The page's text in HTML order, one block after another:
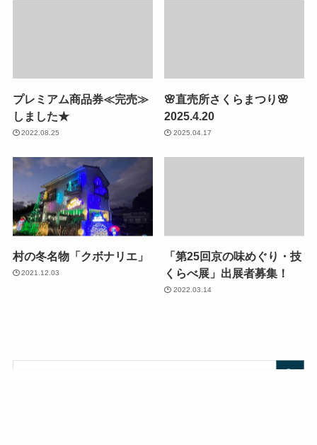
プレミアム商品券≪完売≫
しました★
2022.08.25
🌸直売所さくらまつり🌸
2025.4.20
2025.04.17
村の冬名物「クボナリエ」
2021.12.03
「第25回京の味めぐり・技
くらべ展」出展者募集！
2022.03.14